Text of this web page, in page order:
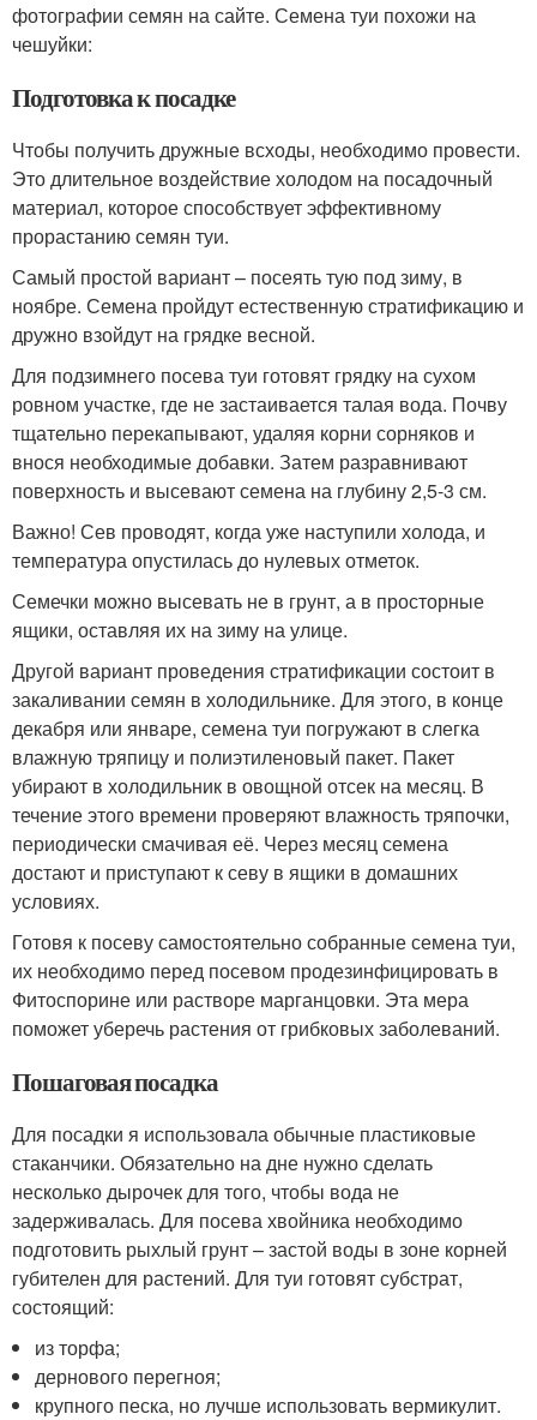
фотографии семян на сайте. Семена туи похожи на
чешуйки:
Подготовка к посадке
Чтобы получить дружные всходы, необходимо провести.
Это длительное воздействие холодом на посадочный
материал, которое способствует эффективному
прорастанию семян туи.
Самый простой вариант – посеять тую под зиму, в
ноябре. Семена пройдут естественную стратификацию и
дружно взойдут на грядке весной.
Для подзимнего посева туи готовят грядку на сухом
ровном участке, где не застаивается талая вода. Почву
тщательно перекапывают, удаляя корни сорняков и
внося необходимые добавки. Затем разравнивают
поверхность и высевают семена на глубину 2,5-3 см.
Важно! Сев проводят, когда уже наступили холода, и
температура опустилась до нулевых отметок.
Семечки можно высевать не в грунт, а в просторные
ящики, оставляя их на зиму на улице.
Другой вариант проведения стратификации состоит в
закаливании семян в холодильнике. Для этого, в конце
декабря или январе, семена туи погружают в слегка
влажную тряпицу и полиэтиленовый пакет. Пакет
убирают в холодильник в овощной отсек на месяц. В
течение этого времени проверяют влажность тряпочки,
периодически смачивая её. Через месяц семена
достают и приступают к севу в ящики в домашних
условиях.
Готовя к посеву самостоятельно собранные семена туи,
их необходимо перед посевом продезинфицировать в
Фитоспорине или растворе марганцовки. Эта мера
поможет уберечь растения от грибковых заболеваний.
Пошаговая посадка
Для посадки я использовала обычные пластиковые
стаканчики. Обязательно на дне нужно сделать
несколько дырочек для того, чтобы вода не
задерживалась. Для посева хвойника необходимо
подготовить рыхлый грунт – застой воды в зоне корней
губителен для растений. Для туи готовят субстрат,
состоящий:
из торфа;
дернового перегноя;
крупного песка, но лучше использовать вермикулит.